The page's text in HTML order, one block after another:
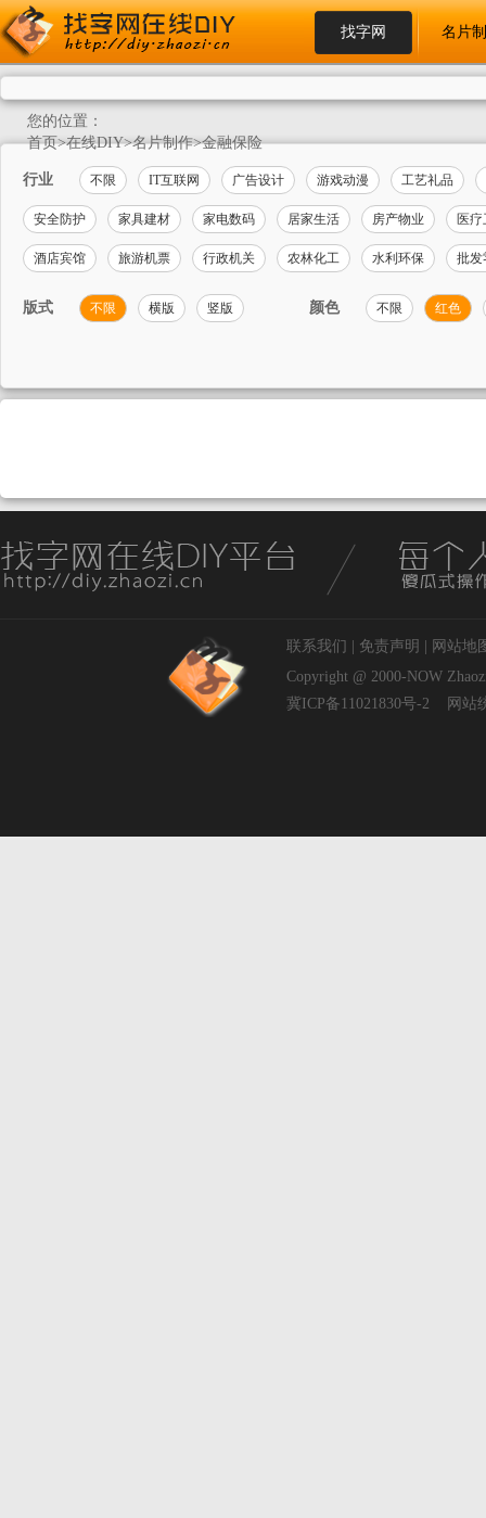
找字网 名片
您的位置：
首页>在线DIY>名片制作>金融保险
行业 不限 IT互联网 广告设计 游戏动漫 工艺礼品
安全防护 家具建材 家电数码 居家生活 房产物业 医
酒店宾馆 旅游机票 行政机关 农林化工 水利环保 批发
版式 不限 横版 竖版 颜色 不限 红色
联系我们 免责声明
网站地
Copyright @ 2000-NOW
冀ICP备11021830号-2
网站